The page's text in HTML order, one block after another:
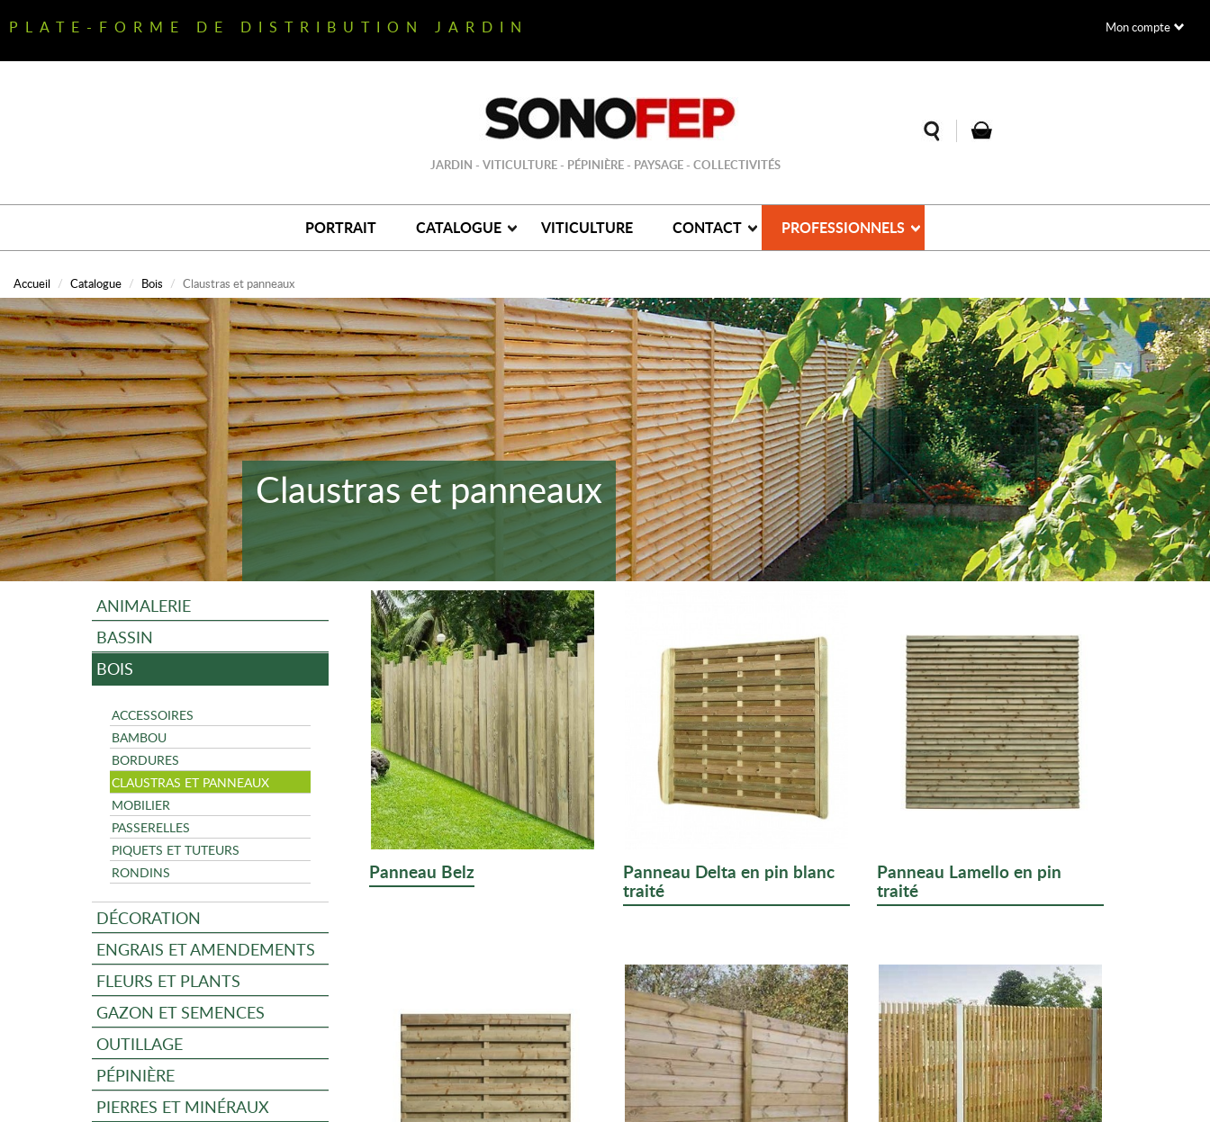
au
principal
PLATE-FORME DE DISTRIBUTION JARDIN Mon compte
JARDIN - VITICULTURE - PÉPINIÈRE - PAYSAGE - COLLECTIVITÉS
PORTRAIT CATALOGUE VITICULTURE CONTACT PROFESSIONNELS
Accueil Catalogue Bois Claustras et panneaux
Claustras et panneaux
Panneau Belz Panneau Delta en pin blanc
traité
Panneau Lamello en pin
traité
ANIMALERIE
BASSIN
BOIS
ACCESSOIRES
BAMBOU
BORDURES
CLAUSTRAS ET PANNEAUX
MOBILIER
PASSERELLES
PIQUETS ET TUTEURS
RONDINS
DÉCORATION
ENGRAIS ET AMENDEMENTS
FLEURS ET PLANTS
GAZON ET SEMENCES
OUTILLAGE
PÉPINIÈRE
PIERRES ET MINÉRAUX